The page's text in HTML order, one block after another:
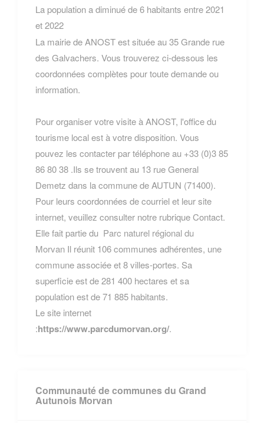
La population a diminué de 6 habitants entre 2021
et 2022
La mairie de ANOST est située au 35 Grande rue
des Galvachers. Vous trouverez ci-dessous les
coordonnées complètes pour toute demande ou
information.
Pour organiser votre visite à ANOST, l'office du
tourisme local est à votre disposition. Vous
pouvez les contacter par téléphone au +33 (0)3 85
86 80 38 .Ils se trouvent au 13 rue General
Demetz dans la commune de AUTUN (71400).
Pour leurs coordonnées de courriel et leur site
internet, veuillez consulter notre rubrique Contact.
Elle fait partie du Parc naturel régional du
Morvan Il réunit 106 communes adhérentes, une
commune associée et 8 villes-portes. Sa
superficie est de 281 400 hectares et sa
population est de 71 885 habitants.
Le site internet
:https://www.parcdumorvan.org/.
Communauté de communes du Grand
Autunois Morvan